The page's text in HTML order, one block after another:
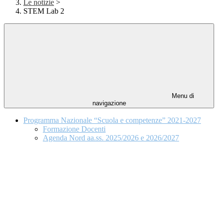
Le notizie >
STEM Lab 2
Menu di
navigazione
Programma Nazionale “Scuola e competenze” 2021-2027
Formazione Docenti
Agenda Nord aa.ss. 2025/2026 e 2026/2027